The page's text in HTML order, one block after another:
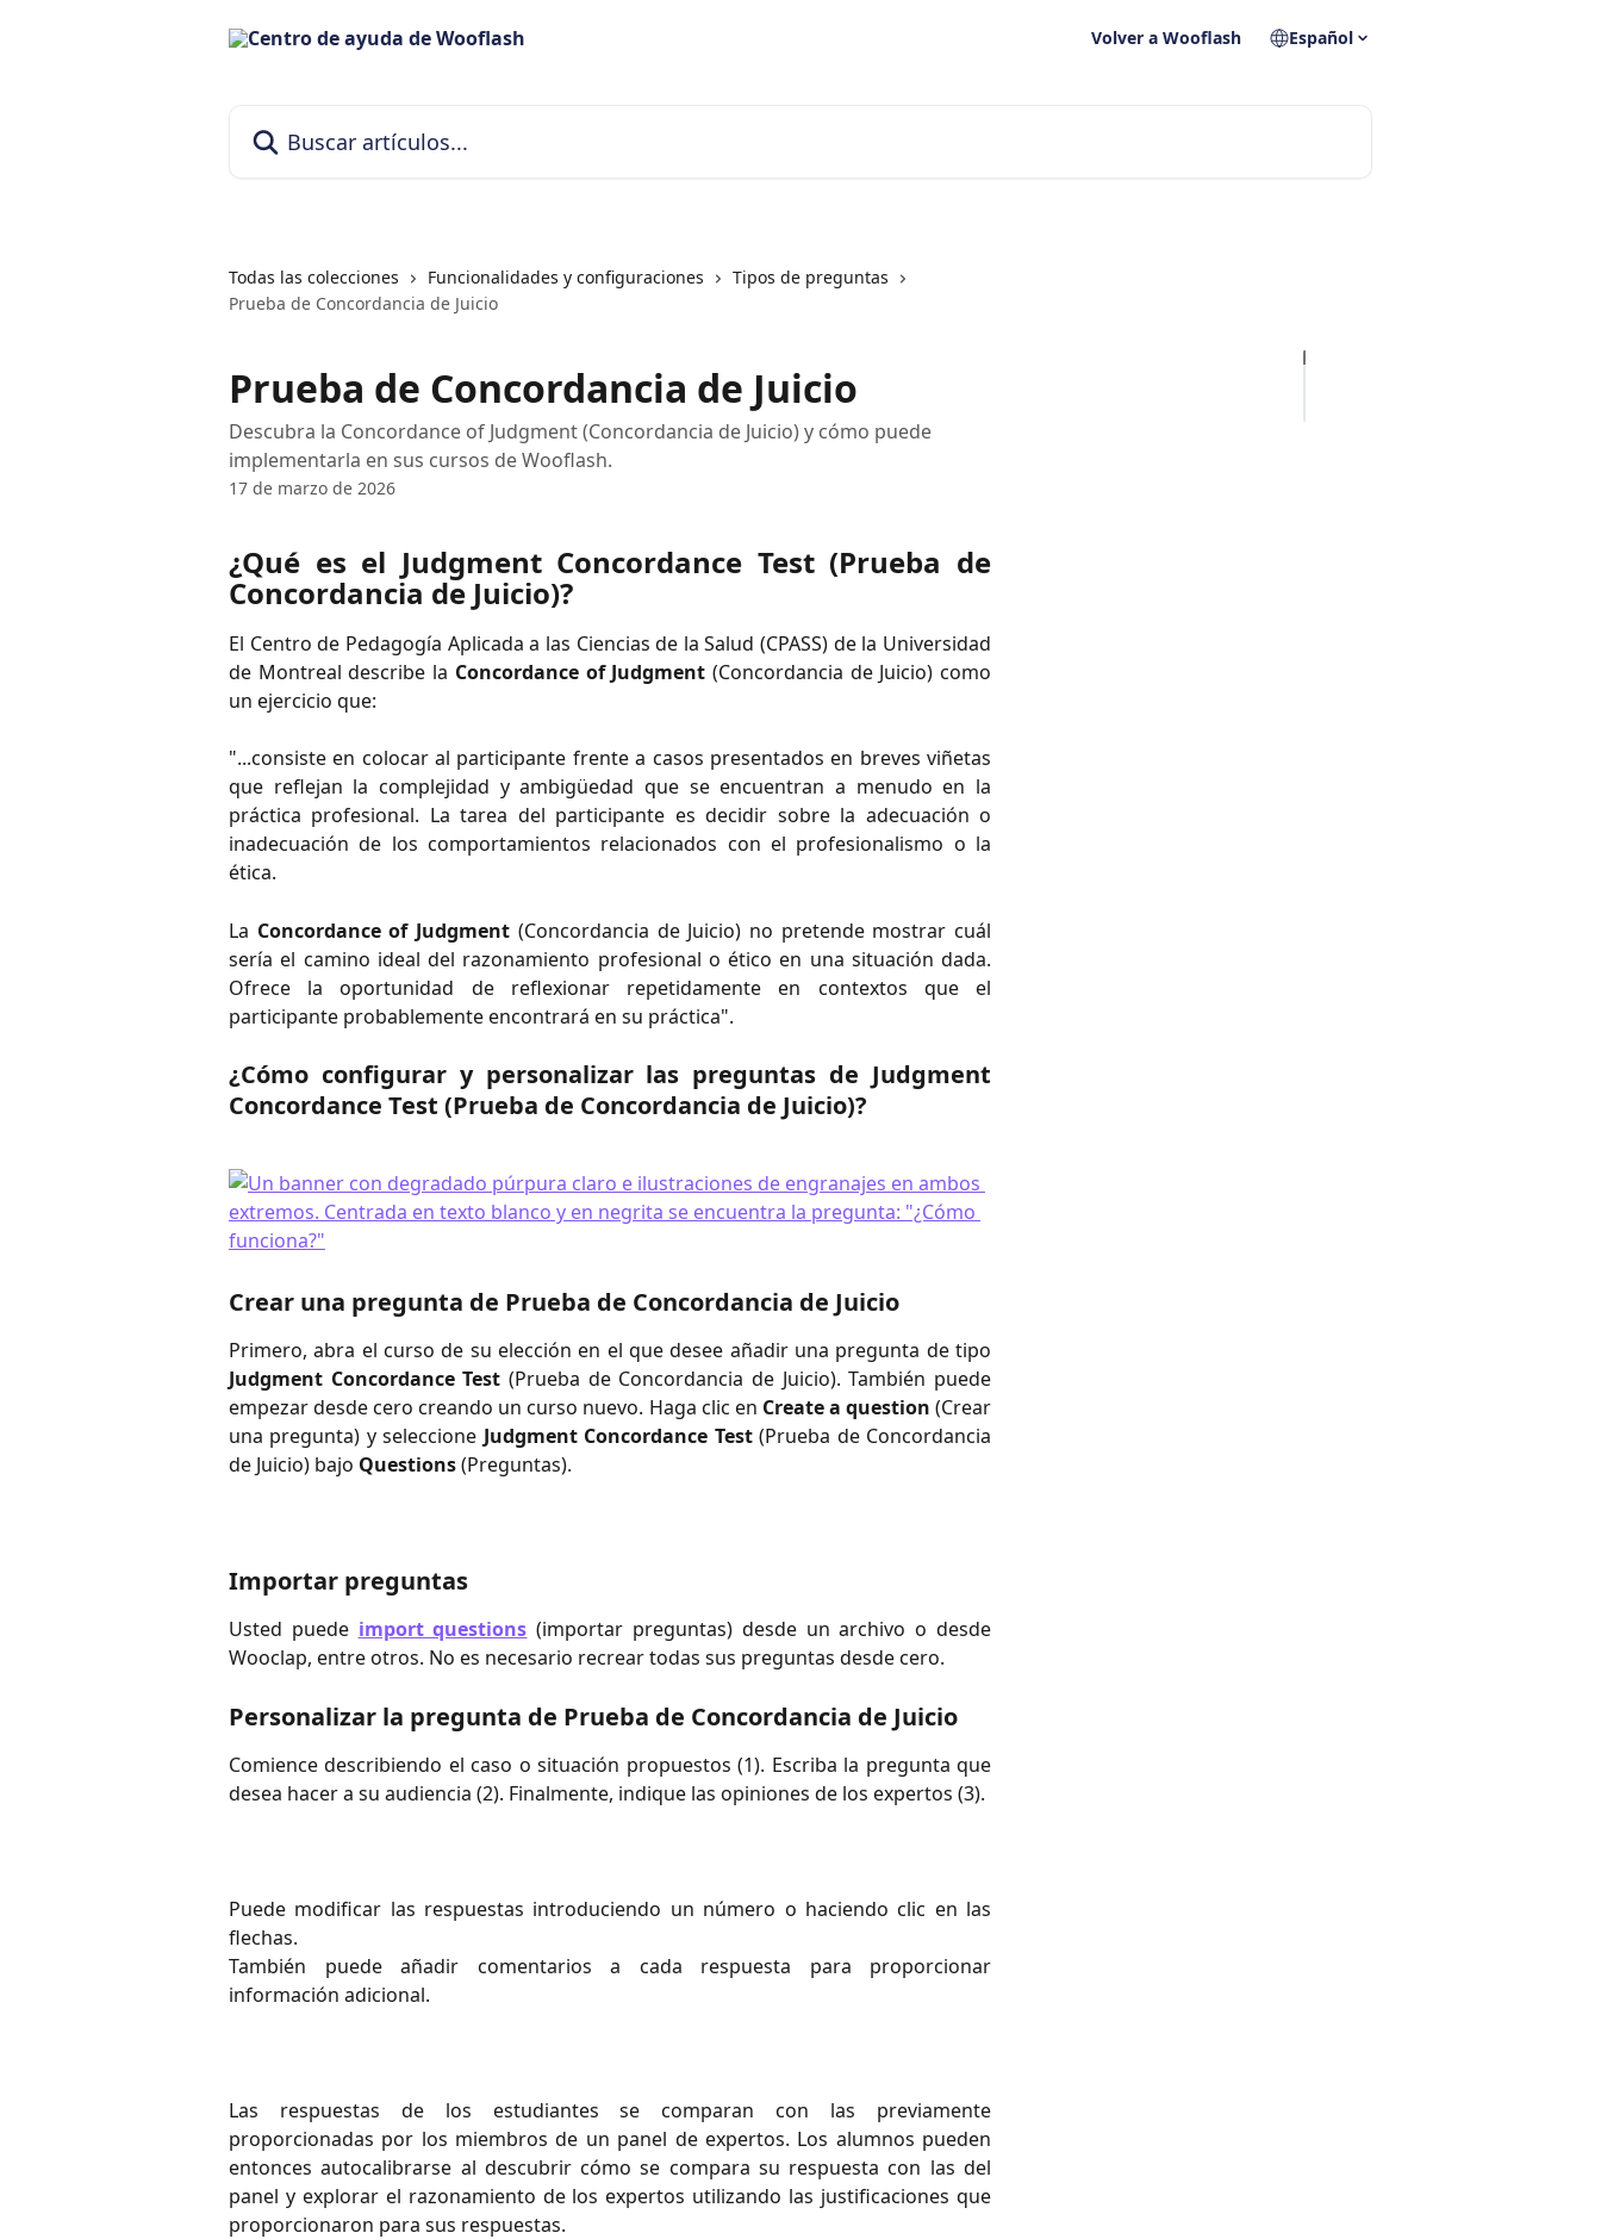
Volver a Wooflash Español
Todas las colecciones Funcionalidades y configuraciones
Tipos de preguntas
Prueba de Concordancia de Juicio
Prueba de Concordancia de Juicio
Descubra la Concordance of Judgment (Concordancia de Juicio) y cómo puede
implementarla en sus cursos de Wooflash.
17 de marzo de 2026
¿Qué es el Judgment Concordance Test (Prueba de
Concordancia de Juicio)?
El Centro de Pedagogía Aplicada a las Ciencias de la Salud (CPASS) de la Universidad
de Montreal describe la Concordance of Judgment (Concordancia de Juicio) como
un ejercicio que:
"...consiste en colocar al participante frente a casos presentados en breves viñetas
que reflejan la complejidad y ambigüedad que se encuentran a menudo en la
práctica profesional. La tarea del participante es decidir sobre la adecuación o
inadecuación de los comportamientos relacionados con el profesionalismo o la
ética.
La Concordance of Judgment (Concordancia de Juicio) no pretende mostrar cuál
sería el camino ideal del razonamiento profesional o ético en una situación dada.
Ofrece la oportunidad de reflexionar repetidamente en contextos que el
participante probablemente encontrará en su práctica".
¿Cómo configurar y personalizar las preguntas de Judgment
Concordance Test (Prueba de Concordancia de Juicio)?
Crear una pregunta de Prueba de Concordancia de Juicio
Primero, abra el curso de su elección en el que desee añadir una pregunta de tipo
Judgment Concordance Test (Prueba de Concordancia de Juicio). También puede
empezar desde cero creando un curso nuevo. Haga clic en Create a question (Crear
una pregunta) y seleccione Judgment Concordance Test(Prueba de Concordancia
de Juicio) bajo Questions(Preguntas).
Importar preguntas
Usted puede import questions (importar preguntas) desde un archivo o desde
Wooclap, entre otros. No es necesario recrear todas sus preguntas desde cero.
Personalizar la pregunta de Prueba de Concordancia de Juicio
Comience describiendo el caso o situación propuestos (1). Escriba la pregunta que
desea hacer a su audiencia (2). Finalmente, indique las opiniones de los expertos (3).
Puede modificar las respuestas introduciendo un número o haciendo clic en las
flechas.
También puede añadir comentarios a cada respuesta para proporcionar
información adicional.
Las respuestas de los estudiantes se comparan con las previamente
proporcionadas por los miembros de un panel de expertos. Los alumnos pueden
entonces autocalibrarse al descubrir cómo se compara su respuesta con las del
panel y explorar el razonamiento de los expertos utilizando las justificaciones que
proporcionaron para sus respuestas.